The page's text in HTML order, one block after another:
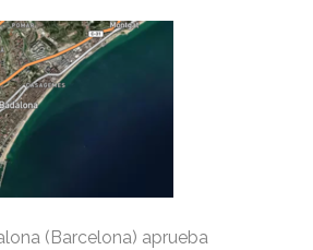
(Barcelona) aprueba